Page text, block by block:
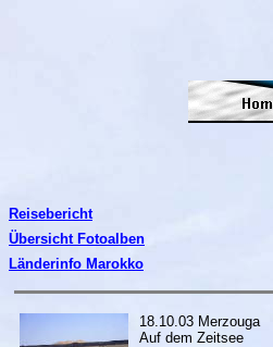
Reisebericht
Übersicht Fotoalben
Länderinfo Marokko
18.10.03 Merzouga
Auf dem Zeitsee